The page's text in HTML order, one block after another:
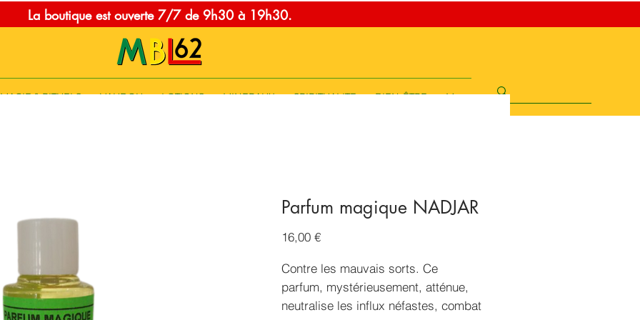
La boutique est ouverte 7/7 de 9h30 à 19h30.
MAGIE & RITUELS VAUDOU LOTIONS MINERAUX SPIRITUALITE BIEN-ÊTRE More
Parfum magique NADJAR
16,00 €Prix
Contre les mauvais sorts. Ce
parfum, mystérieusement, atténue,
neutralise les influx néfastes, combat